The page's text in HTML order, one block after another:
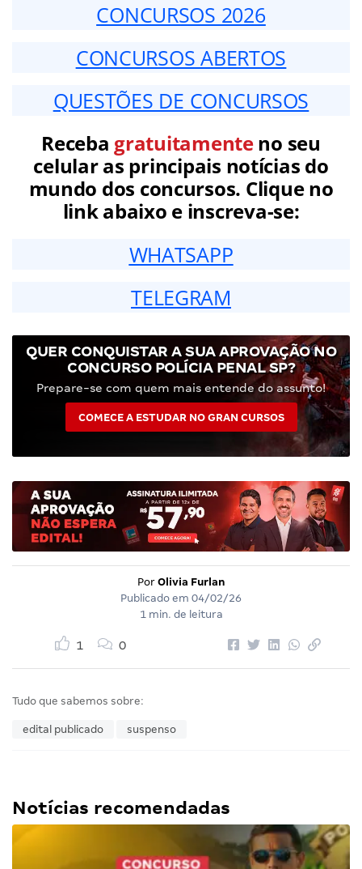
CONCURSOS 2026
CONCURSOS ABERTOS
QUESTÕES DE CONCURSOS
Receba gratuitamenteno seu
celular as principais notícias do
mundo dos concursos. Clique no
link abaixo e inscreva-se:
WHATSAPP
TELEGRAM
QUER CONQUISTAR A SUA APROVAÇÃO NO
CONCURSO POLÍCIA PENAL SP?
Prepare-se com quem mais entende do assunto!
COMECE A ESTUDAR NO GRAN CURSOS
Por Olivia Furlan
Publicado em 04/02/26
1 min. de leitura
1 0
Tudo que sabemos sobre:
edital publicado suspenso
Notícias recomendadas